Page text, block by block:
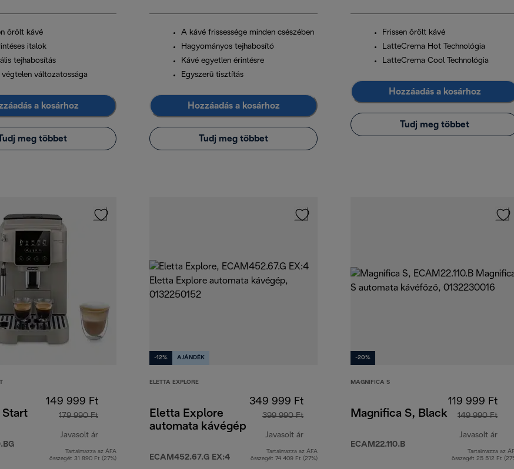
őrölt kávé
italok
tejhabosítás
végtelen változatossága
a kosárhoz
meg többet
A kávé frissessége minden csészében
Hagyományos tejhabosító
Kávé egyetlen érintésre
Egyszerű tisztítás
Hozzáadás a kosárhoz
Tudj meg többet
Frissen őrölt kávé
LatteCrema Hot Technológia
LatteCrema Cool Technológia
Hozzáadás a kosárhoz
Tudj meg többet
Start
149 999 Ft
179 990 Ft
Javasolt ár
eredeti ár 179 990 Ft
Tartalmazza az ÁFA
összegét 31 890 Ft (27%)
-12% AJÁNDÉK
ELETTA EXPLORE
Eletta Explore
automata kávégép
ECAM452.67.G EX:4
349 999 Ft
399 990 Ft
Javasolt ár
eredeti ár 399 990 Ft
Tartalmazza az ÁFA
összegét 74 409 Ft (27%)
-20%
MAGNIFICA S
Magnifica S, Black
ECAM22.110.B
119 999 Ft
149 990 Ft
Javasolt ár
Tartalmazza az
összegét 25 512 Ft